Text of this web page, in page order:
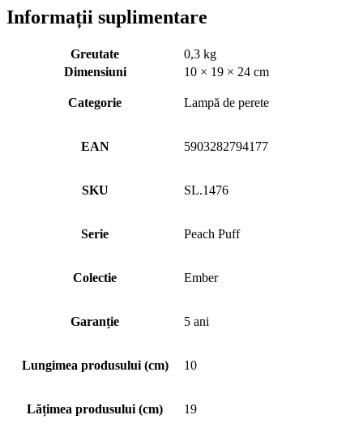
Informații suplimentare
Greutate
0,3 kg
Dimensiuni
10 × 19 × 24 cm
Categorie Lampă de perete
EAN 5903282794177
SKU SL.1476
Serie Peach Puff
Colectie Ember
Garanție 5 ani
Lungimea produsului (cm) 10
Lățimea produsului (cm) 19